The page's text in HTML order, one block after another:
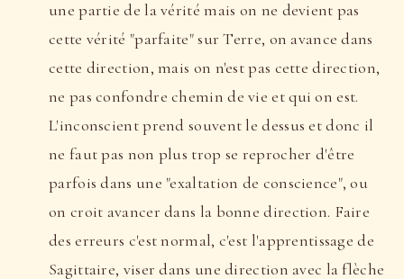
une partie de la vérité mais on ne devient pas
cette vérité "parfaite" sur Terre, on avance dans
cette direction, mais on n'est pas cette direction,
ne pas confondre chemin de vie et qui on est.
L'inconscient prend souvent le dessus et donc il
ne faut pas non plus trop se reprocher d'être
parfois dans une "exaltation de conscience", ou
on croit avancer dans la bonne direction. Faire
des erreurs c'est normal, c'est l'apprentissage de
Sagittaire, viser dans une direction avec la flèche